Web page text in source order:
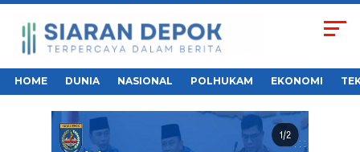
HOME DUNIA NASIONAL POLHUKAM EKONOMI